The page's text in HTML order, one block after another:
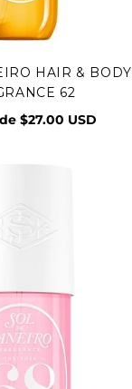
rápida
HAIR & BODY
62
$27.00 USD